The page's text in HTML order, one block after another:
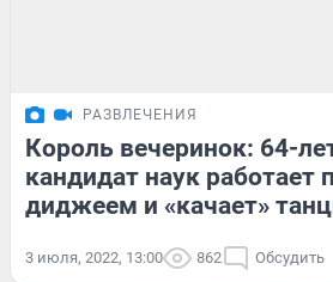
РАЗВЛЕЧЕНИЯ
Король вечеринок: 64-
кандидат наук работает
диджеем и «качает»
3 июля, 2022, 13:00 862 Обсудить